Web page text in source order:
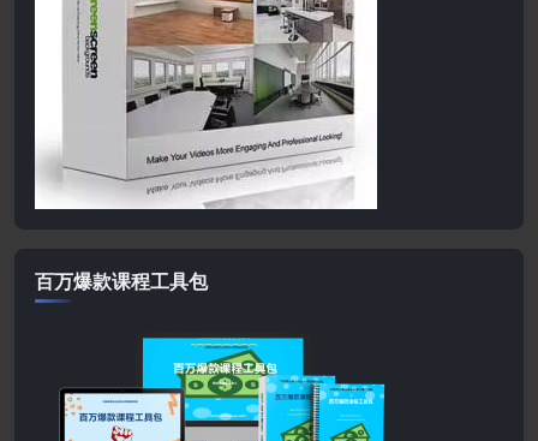
百万爆款课程工具包